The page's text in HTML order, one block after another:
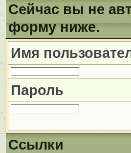
Сейчас вы не
форму ниже.
Имя
Пароль
Ссылки